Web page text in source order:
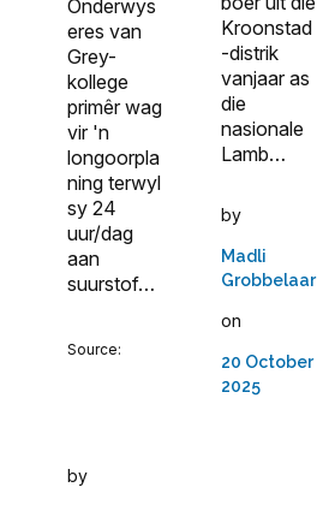
Onderwys
eres van
Grey-
kollege
primêr wag
vir 'n
longoorpla
ning terwyl
sy 24
uur/dag
aan
suurstof…
Source:
by
Kroonstad
-distrik
vanjaar as
die
nasionale
Lamb…
by
Madli
Grobbelaar
on
20 October
2025